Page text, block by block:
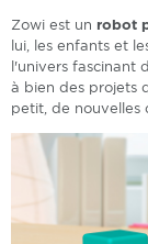
Zowi est un robot
lui, les enfants et
l'univers fascinant
à bien des projets
petit, de nouvelles